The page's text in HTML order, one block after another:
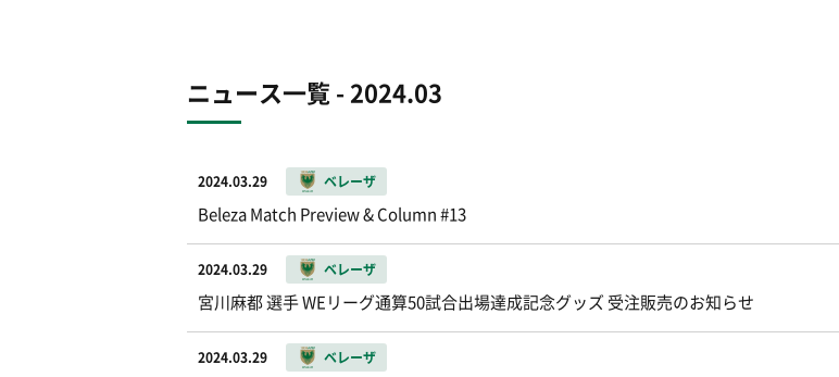
ニュース一覧 - 2024.03
2024.03.29 ベレーザ
Beleza Match Preview & Column #13
2024.03.29 ベレーザ
宮川麻都 選手 WEリーグ通算50試合出場達成記念グッズ 受注販売のお知らせ
2024.03.29 ベレーザ